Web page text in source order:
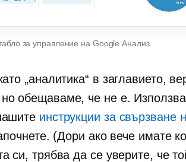
за управление на Google Анализ
„аналитика“ в заглавието,
обещаваме, че не е.
инструкции за свързване
(Дори ако вече имате
си, трябва да се уверите, че